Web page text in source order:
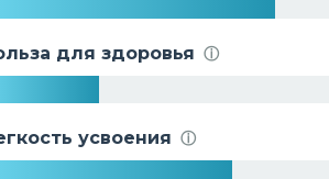
для здоровья ⓘ
усвоения ⓘ